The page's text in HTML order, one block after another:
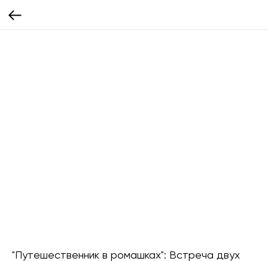
"Путешественник в ромашках": Встреча двух